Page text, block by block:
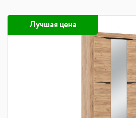
Лучшая цена